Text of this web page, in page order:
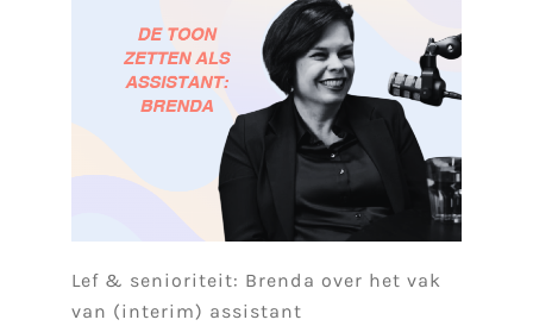
Lef & senioriteit: Brenda over het vak
van (interim) assistant